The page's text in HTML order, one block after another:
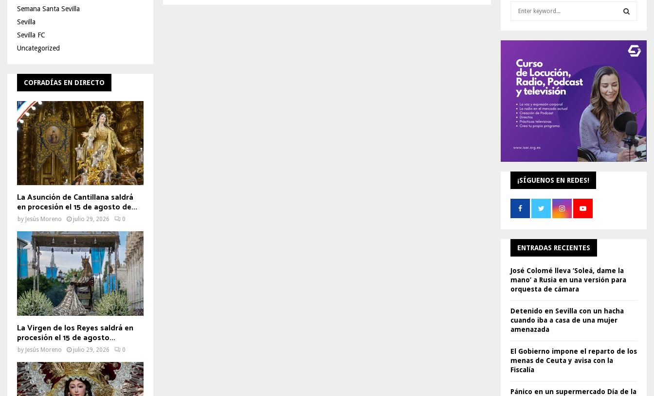
Semana Santa Sevilla
Sevilla
Sevilla FC
Uncategorized
COFRADÍAS EN DIRECTO
La Asunción de Cantillana saldrá
en procesión el 15 de agosto de...
by Jesús Moreno julio 29, 2026 0
La Virgen de los Reyes saldrá en
procesión el 15 de agosto...
by Jesús Moreno julio 29, 2026 0
C
H
¡SÍGUENOS EN REDES!
ENTRADAS RECIENTES
José Colomé lleva ‘Soleá, dame la
mano’ a Rusia en una versión para
orquesta de cámara
Detenido en Sevilla con un hacha
cuando iba a casa de una mujer
amenazada
El Gobierno impone el reparto de los
menas de Ceuta y avisa con la
Fiscalía
Pánico en un supermercado Día de la